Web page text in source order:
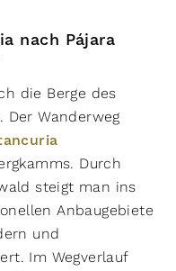
nach Pájara
die Berge des
Der Wanderweg
Durch
steigt man ins
Anbaugebiete
und
Im Wegverlauf